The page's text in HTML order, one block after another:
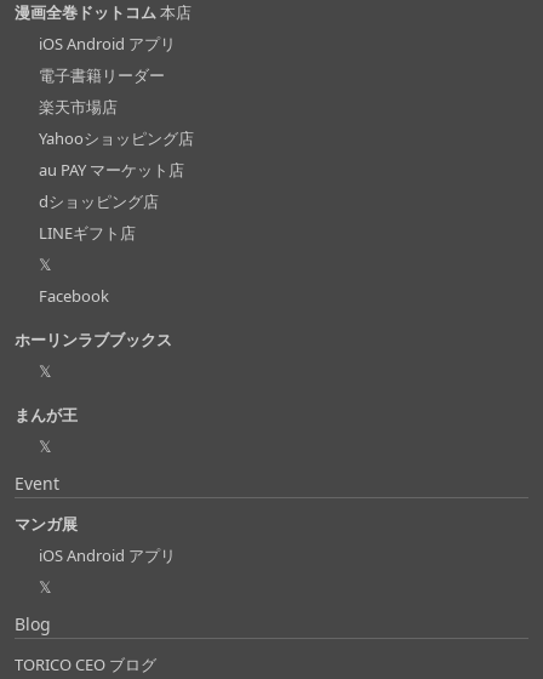
漫画全巻ドットコム本店
iOS Android アプリ
電子書籍リーダー
楽天市場店
Yahooショッピング店
au PAY マーケット店
dショッピング店
LINEギフト店
𝕏
Facebook
ホーリンラブブックス
𝕏
まんが王
𝕏
Event
マンガ展
iOS Android アプリ
𝕏
Blog
TORICO CEO ブログ